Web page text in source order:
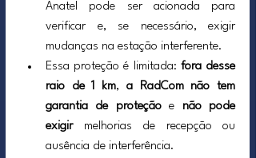
Anatel pode ser acionada para
verificar e, se necessário, exigir
mudanças na estação interferente.
Essa proteção é limitada: fora desse
raio de 1 km, a RadCom não tem
garantia de proteção e não pode
exigir melhorias de recepção ou
ausência de interferência.